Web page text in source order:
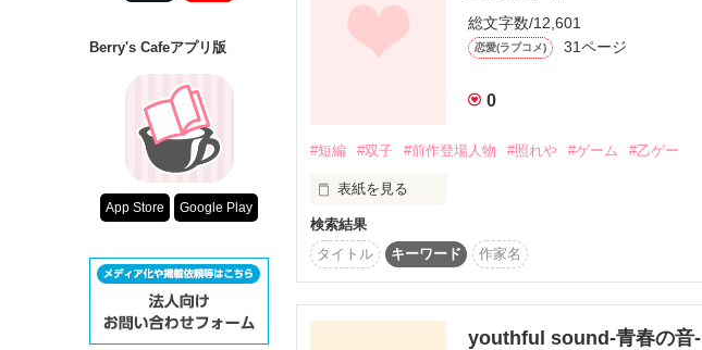
コンテスト
動画あり
総文字数/12,601
恋愛(ラブコメ) 31ページ
0
#短編 #双子 #前作登場人物 #照れや #ゲーム #乙ゲー
表紙を見る
篠原太陽 ：兄
（ｼﾉﾊﾗ ﾀｲﾖｳ）
検索結果
タイトル
キーワード 作家名
youthful sound-青春の音-
Berry's Cafeアプリ版
App Store Google Play